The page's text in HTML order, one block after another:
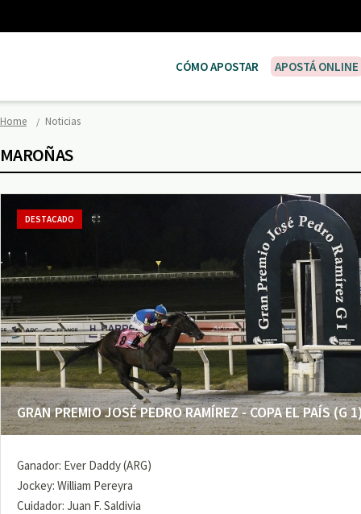
CÓMO APOSTAR APOSTÁ ONLINE
Home Noticias
MAROÑAS
GRAN PREMIO JOSÉ PEDRO RAMÍREZ - COPA EL PAÍS (G
DESTACADO
Ganador: Ever Daddy (ARG)
Jockey: William Pereyra
Cuidador: Juan F. Saldivia